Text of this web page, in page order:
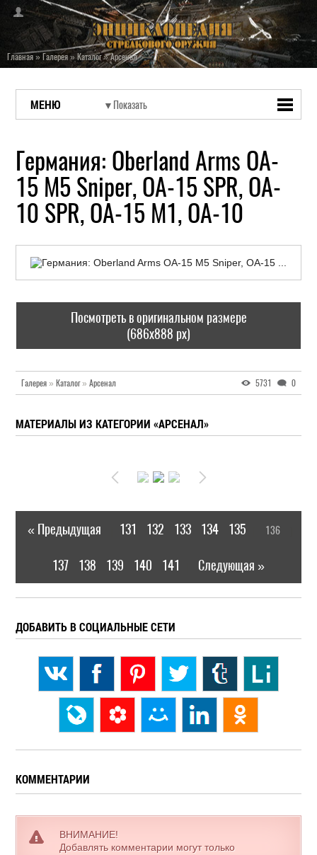
Главная»Галерея»Каталог»Арсенал
МЕНЮ
Германия: Oberland Arms OA-
15 M5 Sniper, OA-15 SPR, OA-
10 SPR, OA-15 M1, OA-10
Посмотреть в оригинальном размере
(686x888 px)
Галерея » Каталог» Арсенал 5731 0
МАТЕРИАЛЫ ИЗ КАТЕГОРИИ «АРСЕНАЛ»
« Предыдущая 131 132 133 134 135 136
137 138 139 140 141 Следующая »
ДОБАВИТЬ В СОЦИАЛЬНЫЕ СЕТИ
КОММЕНТАРИИ
ВНИМАНИЕ!
Добавлять комментарии могут только